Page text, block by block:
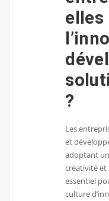
elles
?
Les
et
adoptant
créativité et
essentiel
culture